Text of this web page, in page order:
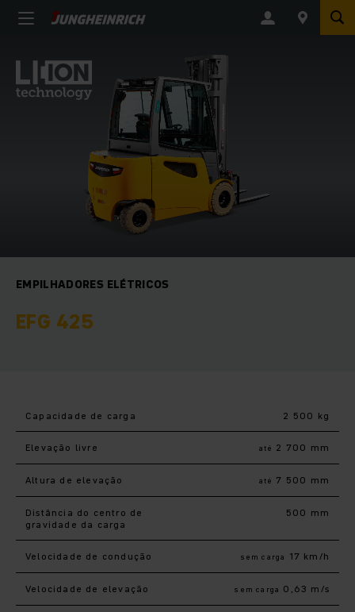
EMPILHADORES ELÉTRICOS
EFG 425
Capacidade de carga 2 500 kg
Elevação livre até 2 700 mm
Altura de elevação até 7 500 mm
Distância do centro de
gravidade da carga
500 mm
Velocidade de condução sem carga 17 km/h
Velocidade de elevação sem carga 0,63 m/s